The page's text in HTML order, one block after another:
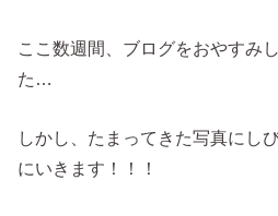
ここ数週間、ブログをおやすみ
た…
しかし、たまってきた写真にし
にいきます！！！